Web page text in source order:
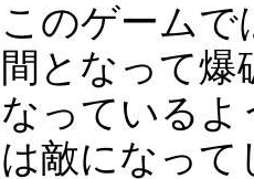
このゲームで
間となって爆
なっているよ
は敵になって